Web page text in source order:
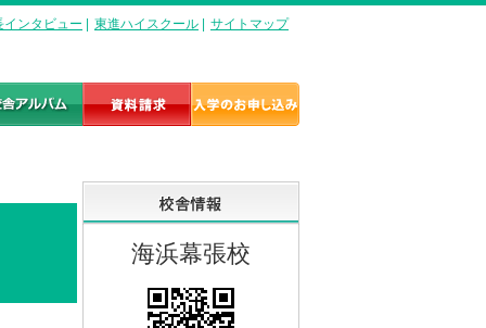
インタビュー 東進ハイスクール サイトマップ
海浜幕張校